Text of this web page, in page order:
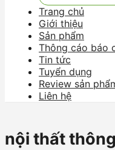
Trang chủ
Giới thiệu
Sản phẩm
Thông cáo báo
Tin tức
Tuyển dụng
Review sản
Liên hệ
nội thất